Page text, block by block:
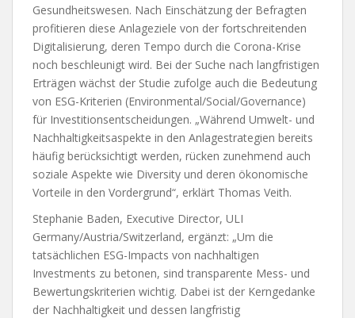
Gesundheitswesen. Nach Einschätzung der Befragten
profitieren diese Anlageziele von der fortschreitenden
Digitalisierung, deren Tempo durch die Corona-Krise
noch beschleunigt wird. Bei der Suche nach langfristigen
Erträgen wächst der Studie zufolge auch die Bedeutung
von ESG-Kriterien (Environmental/Social/Governance)
für Investitionsentscheidungen. „Während Umwelt- und
Nachhaltigkeitsaspekte in den Anlagestrategien bereits
häufig berücksichtigt werden, rücken zunehmend auch
soziale Aspekte wie Diversity und deren ökonomische
Vorteile in den Vordergrund“, erklärt Thomas Veith.
Stephanie Baden, Executive Director, ULI
Germany/Austria/Switzerland, ergänzt: „Um die
tatsächlichen ESG-Impacts von nachhaltigen
Investments zu betonen, sind transparente Mess- und
Bewertungskriterien wichtig. Dabei ist der Kerngedanke
der Nachhaltigkeit und dessen langfristig